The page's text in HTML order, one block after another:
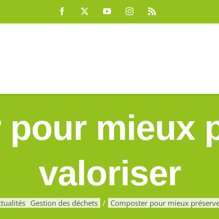
Facebook YouTubeInstagram
mieux
valoriser
Gestion des déchets Composter pour mieux